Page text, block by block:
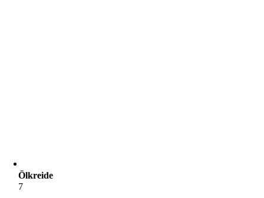
Ölkreide
7